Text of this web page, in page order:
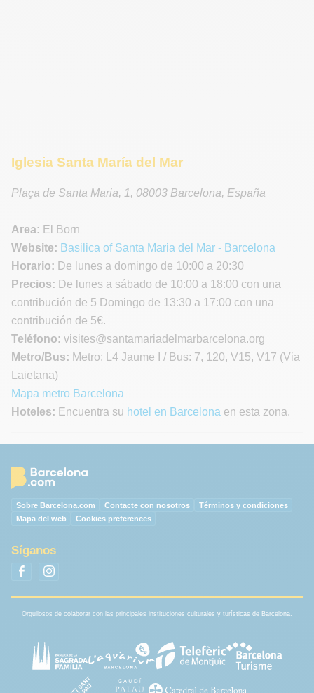
Iglesia Santa María del Mar
Plaça de Santa Maria, 1, 08003 Barcelona, España
Area: El Born
Website: Basilica of Santa Maria del Mar - Barcelona
Horario: De lunes a domingo de 10:00 a 20:30
Precios: De lunes a sábado de 10:00 a 18:00 con una
contribución de 5 Domingo de 13:30 a 17:00 con una
contribución de 5€.
Teléfono: visites@santamariadelmarbarcelona.org
Metro/Bus: Metro: L4 Jaume I / Bus: 7, 120, V15, V17 (Via
Laietana)
Mapa metro Barcelona
Hoteles: Encuentra su hotel en Barcelona en esta zona.
Sobre Barcelona.com Contacte con nosotros
Términos y condiciones
Mapa del web
Cookies preferences
Síganos
Orgullosos de colaborar con las principales instituciones culturales y turísticas de Barcelona.